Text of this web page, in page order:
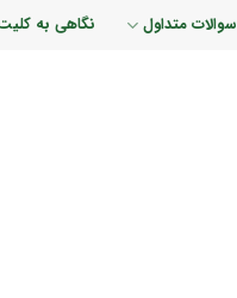
سوالات متداول نگاهی به